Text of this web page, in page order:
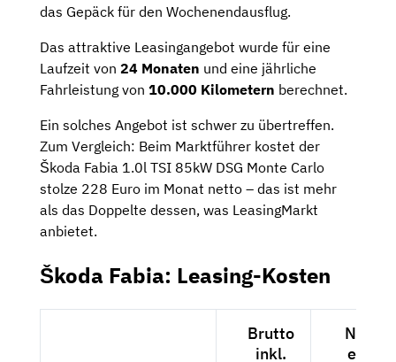
das Gepäck für den Wochenendausflug.
Das attraktive Leasingangebot wurde für eine
Laufzeit von 24 Monaten und eine jährliche
Fahrleistung von 10.000 Kilometern berechnet.
Ein solches Angebot ist schwer zu übertreffen.
Zum Vergleich: Beim Marktführer kostet der
Škoda Fabia 1.0l TSI 85kW DSG Monte Carlo
stolze 228 Euro im Monat netto – das ist mehr
als das Doppelte dessen, was LeasingMarkt
anbietet.
Škoda Fabia: Leasing-Kosten
Brutto
inkl.
Netto
exkl.